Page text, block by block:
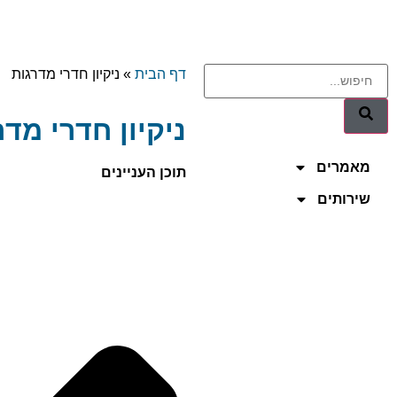
מאמרים
שירותים
דף הבית » ניקיון חדרי מדרגות
ניקיון חדרי
תוכן העניינים